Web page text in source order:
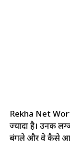
Rekha Net
ज्यादा है। उनकी
बंगले और वे कैसे आज